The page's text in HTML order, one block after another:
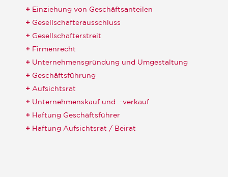
Einziehung von Geschäftsanteilen
Gesellschafterausschluss
Gesellschafterstreit
Firmenrecht
Unternehmensgründung und Umgestaltung
Geschäftsführung
Aufsichtsrat
Unternehmenskauf und -verkauf
Haftung Geschäftsführer
Haftung Aufsichtsrat / Beirat